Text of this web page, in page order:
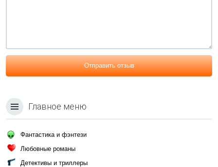
Отправить отзыв
Главное меню
Фантастика и фэнтези
Любовные романы
Детективы и триллеры